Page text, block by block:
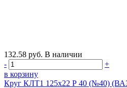
132.58 руб. В наличии
-
+
в корзину
Круг КЛТ1 125х22 Р 40 (№40)